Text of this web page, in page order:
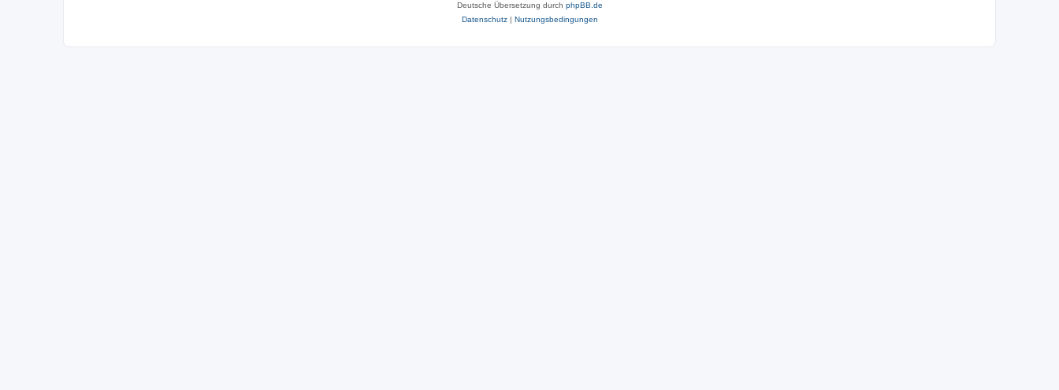
Deutsche Übersetzung durch phpBB.de
Datenschutz| Nutzungsbedingungen